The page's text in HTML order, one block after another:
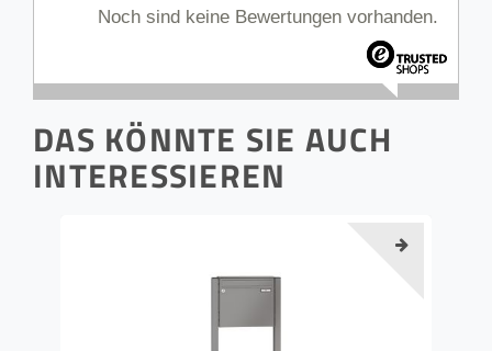
Noch sind keine Bewertungen vorhanden.
DAS KÖNNTE SIE AUCH
INTERESSIEREN